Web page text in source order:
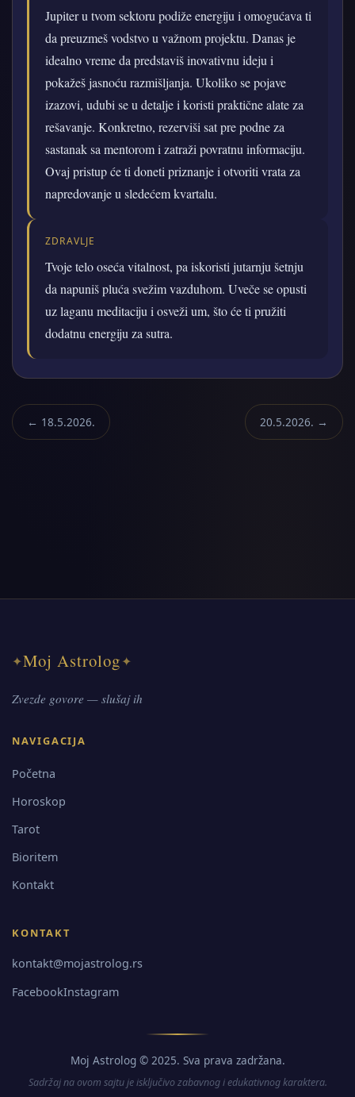
Jupiter u tvom sektoru podiže energiju i omogućava ti
da preuzmeš vodstvo u važnom projektu. Danas je
idealno vreme da predstaviš inovativnu ideju i
pokažeš jasnoću razmišljanja. Ukoliko se pojave
izazovi, udubi se u detalje i koristi praktične alate za
rešavanje. Konkretno, rezerviši sat pre podne za
sastanak sa mentorom i zatraži povratnu informaciju.
Ovaj pristup će ti doneti priznanje i otvoriti vrata za
napredovanje u sledećem kvartalu.
ZDRAVLJE
Tvoje telo oseća vitalnost, pa iskoristi jutarnju šetnju
da napuniš pluća svežim vazduhom. Uveče se opusti
uz laganu meditaciju i osveži um, što će ti pružiti
dodatnu energiju za sutra.
← 18.5.2026. 20.5.2026. →
✦Moj Astrolog✦
Zvezde govore — slušaj ih
NAVIGACIJA
Početna
Horoskop
Tarot
Bioritem
Kontakt
KONTAKT
kontakt@mojastrolog.rs
FacebookInstagram
Moj Astrolog © 2025. Sva prava zadržana.
Sadržaj na ovom sajtu je isključivo zabavnog i edukativnog karaktera.